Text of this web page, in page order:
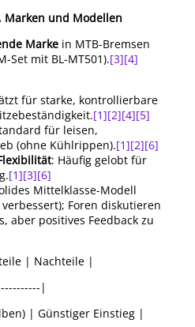
Marken und Modellen
Marke in MTB-Bremsen
Set mit BL-MT501).[3][4]
für starke, kontrollierbare
[1][2][4][5]
für leisen,
(ohne Kühlrippen).[1][2][6]
: Häufig gelobt für
[1][3][6]
Mittelklasse-Modell
Foren diskutieren
aber positives Feedback zu
| Nachteile |
|
| Günstiger Einstieg |